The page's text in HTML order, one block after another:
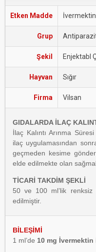
Etken Madde İvermektin
Grup
Şekil Enjektabl
Hayvan Sığır
Firma Vilsan
GIDALARDA İLAÇ
İlaç Kalıntı Arınma
ilaç uygulamasından
geçmeden kesime
elde edilmekte olan
TİCARİ TAKDİM ŞEKLİ
50 ve 100 ml’lik renksiz
edilmiştir.
BİLEŞİMİ
1 ml’de 10 mg